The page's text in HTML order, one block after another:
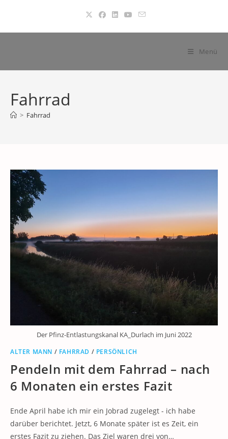
springen
Menü
Fahrrad
> Fahrrad
Der Pfinz-Entlastungskanal KA_Durlach im Juni 2022
ALTER MANN / FAHRRAD / PERSÖNLICH
Pendeln mit dem Fahrrad – nach
6 Monaten ein erstes Fazit
Ende April habe ich mir ein Jobrad zugelegt - ich habe
darüber berichtet. Jetzt, 6 Monate später ist es Zeit, ein
erstes Fazit zu ziehen. Das Ziel waren drei von…